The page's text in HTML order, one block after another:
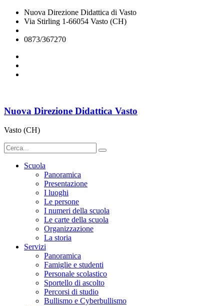
Nuova Direzione Didattica di Vasto
Via Stirling 1-66054 Vasto (CH)
0873/367270
Nuova Direzione Didattica Vasto
Vasto (CH)
Scuola
Panoramica
Presentazione
I luoghi
Le persone
I numeri della scuola
Le carte della scuola
Organizzazione
La storia
Servizi
Panoramica
Famiglie e studenti
Personale scolastico
Sportello di ascolto
Percorsi di studio
Bullismo e Cyberbullismo